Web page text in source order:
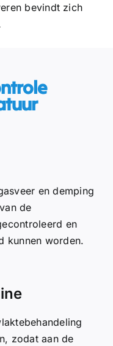
bevindt zich
en demping
de
en
kunnen worden.
zodat aan de